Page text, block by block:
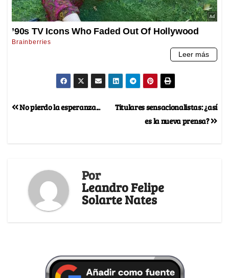
Titulares sensacionalistas: ¿así
es la nueva prensa?
No pierdo la esperanza...
Por
Leandro Felipe
Solarte Nates